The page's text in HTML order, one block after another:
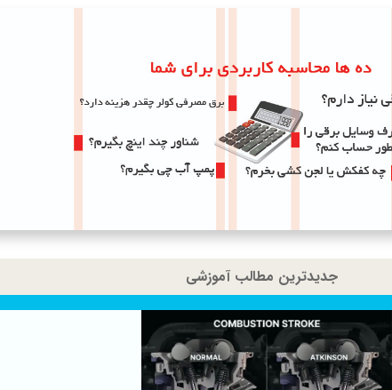
جدیدترین مطالب آموزشی